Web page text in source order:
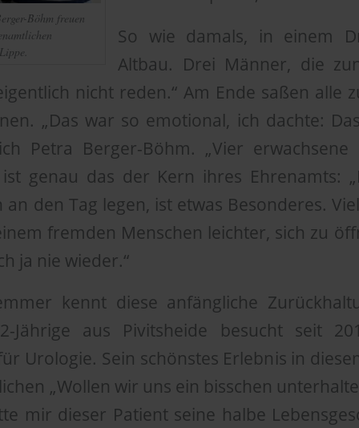
Böhm freuen
So wie damals, in einem
Altbau. Drei Männer, die
nicht reden.“ Am Ende saßen alle
„Das war so emotional, ich dachte:
Petra Berger-Böhm. „Vier erwachsene
genau das der Kern ihres Ehrenamts:
den Tag legen, ist etwas Besonderes.
fremden Menschen leichter, sich zu
ja nie wieder.“
kennt diese anfängliche
Jährige aus Pivitsheide besucht seit
Urologie. Sein schönstes Erlebnis in
„Wollen wir uns ein bisschen
mir dieser Patient seine halbe